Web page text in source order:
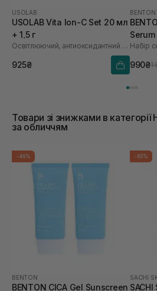
USOLAB
USOLAB Vita Ion-C Set 20 мл
+ 1,5 г
Освітлюючий, антиоксидантний та омолоджуючий набір
925₴
BENTON
990₴1
Товари зі знижками в
за обличчям
-46%
BENTON
BENTON CICA Gel Sunscreen
-65%
SACHI